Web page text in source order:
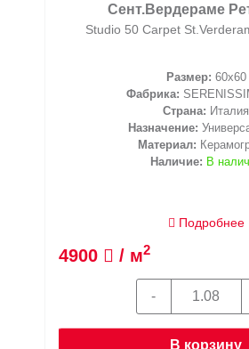
Сент.Вердераме
Studio 50 Carpet
Размер: 60x60
Фабрика:
Страна: Италия
Назначение:
Материал:
Наличие: В
Подробнее
4900 / м2
В корзину